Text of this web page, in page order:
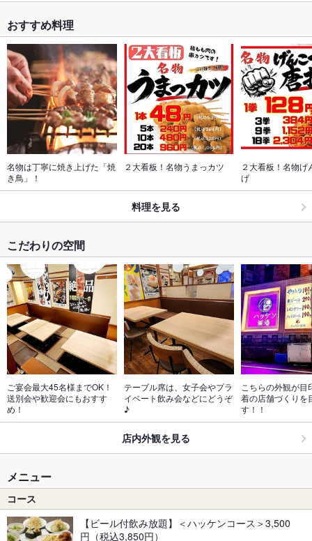
おすすめ料理
名物は丁寧に焼き上げた「焼
き鳥」！
２大看板！名物うまっカツ
２大看板！名物げ
げ
料理を見る
こだわりの空間
ご宴会最大45名様までOK！
送別会や歓迎会にもおすす
め！
テーブル席は、女子会やプラ
イベート飲み会などにどうぞ
♪
こちらの外観が目
着の店舗づくりを
す！！
店内外観を見る
メニュー
コース
【ビール付飲み放題】＜ハッケンコース＞3,500
円（税込3,850円）